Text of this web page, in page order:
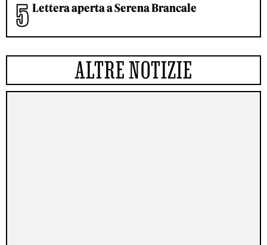
Lettera aperta a Serena Brancale
ALTRE NOTIZIE